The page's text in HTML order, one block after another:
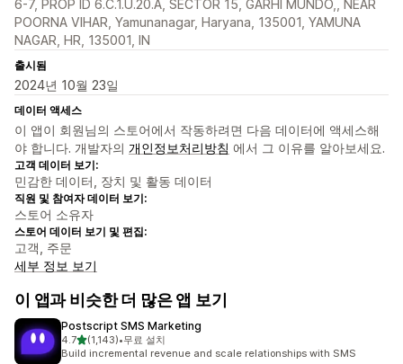
6-7, PROP ID 6.C.1.U.20.A, SECTOR 15, GARHI MUNDO,, NEAR
POORNA VIHAR, Yamunanagar, Haryana, 135001, YAMUNA
NAGAR, HR, 135001, IN
출시됨
2024년 10월 23일
데이터 액세스
이 앱이 회원님의 스토어에서 작동하려면 다음 데이터에 액세스해
야 합니다. 개발자의 개인정보처리방침 에서 그 이유를 알아보세요.
고객 데이터 보기:
민감한 데이터, 장치 및 활동 데이터
직원 및 참여자 데이터 보기:
스토어 소유자
스토어 데이터 보기 및 편집:
고객, 주문
세부 정보 보기
이 앱과 비슷한 더 많은 앱 보기
Postscript SMS Marketing
4.7별 5개 중
(1,143)
총 리뷰 1143개
•무료 설치
Build incremental revenue and scale relationships with SMS